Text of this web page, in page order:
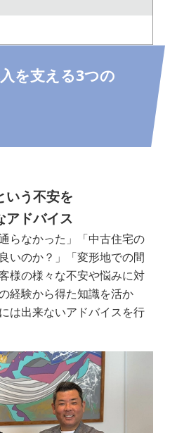
を支える3つの
いう不安を
アドバイス
らなかった」「中古住宅の
いのか？」「変形地での間
様の様々な不安や悩みに対
経験から得た知識を活か
は出来ないアドバイスを行